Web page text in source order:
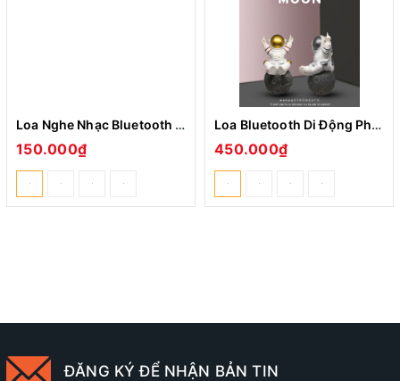
Loa Nghe Nhạc Bluetooth Mini ST-280 Kiêm Giá Đỡ Điện Thoại Silocon Độ Hút Dính Tốt - Nhiều Màu
150.000₫
Loa Bluetooth Di Động Phi Hành Gia FT Thiết Kế Nhỏ Gọn Hiện Đại Nổi Bật Hỗ Trợ Cổng kết nối Thẻ TF, USB
450.000₫
ĐĂNG KÝ ĐỂ NHẬN BẢN TIN